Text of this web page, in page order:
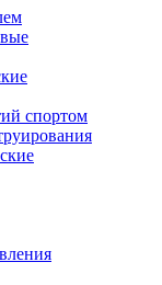
спортом